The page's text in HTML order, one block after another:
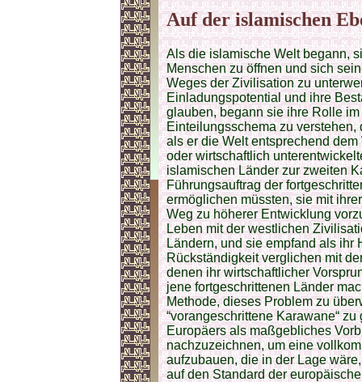
Auf der islamischen
Als die islamische Welt begann,
Menschen zu öffnen und sich
Weges der Zivilisation zu
Einladungspotential und ihre
glauben, begann sie ihre Rolle
Einteilungsschema zu verstehen,
als er die Welt entsprechend
oder wirtschaftlich
islamischen Länder zur zweiten
Führungsauftrag der
ermöglichen müssten, sie mit
Weg zu höherer Entwicklung
Leben mit der westlichen
Ländern, und sie empfand als ihr
Rückständigkeit verglichen mit
denen ihr wirtschaftlicher
jene fortgeschrittenen Länder
Methode, dieses Problem zu
“vorangeschrittene Karawane“
Europäers als maßgebliches
nachzuzeichnen, um eine
aufzubauen, die in der Lage
auf den Standard der